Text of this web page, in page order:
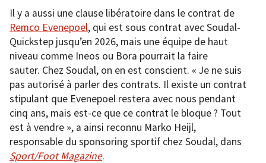
Il y a aussi une clause libératoire dans le contrat de
Remco Evenepoel, qui est sous contrat avec Soudal-
Quickstep jusqu’en 2026, mais une équipe de haut
niveau comme Ineos ou Bora pourrait la faire
sauter. Chez Soudal, on en est conscient. « Je ne suis
pas autorisé à parler des contrats. Il existe un contrat
stipulant que Evenepoel restera avec nous pendant
cinq ans, mais est-ce que ce contrat le bloque ? Tout
est à vendre », a ainsi reconnu Marko Heijl,
responsable du sponsoring sportif chez Soudal, dans
Sport/Foot Magazine.